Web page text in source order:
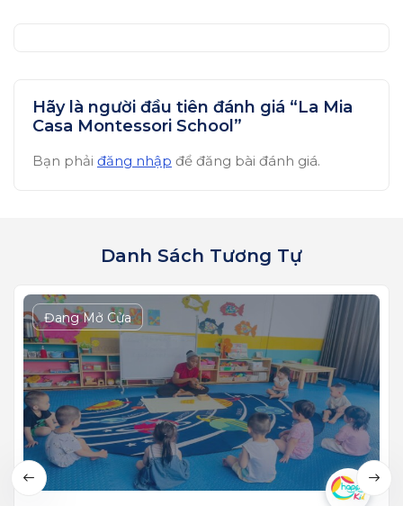
Hãy là người đầu tiên đánh giá “La Mia
Casa Montessori School”
Bạn phải đăng nhập để đăng bài đánh giá.
Danh Sách Tương Tự
Đang Mở Cửa